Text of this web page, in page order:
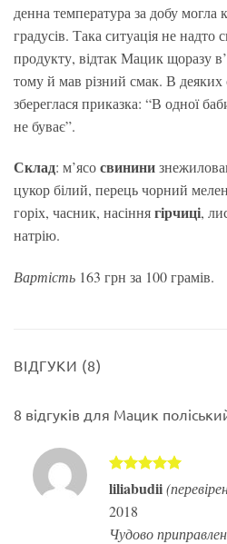
денна температура за добу могла
градусів. Така ситуація не надто
продукту, відтак Мацик щоразу
тому й мав різний смак. В деяких
збереглася приказка: “В одної
не буває”.
Склад: м’ясосвинини
цукор білий, перець чорний
горіх, часник, насіннягірчиці,
натрію.
Вартість 163 грн за 100 грамів.
ВІДГУКИ (8)
8 відгуків для Мацик
Оцінено в
5з 5
liliabudii
2018
Чудово